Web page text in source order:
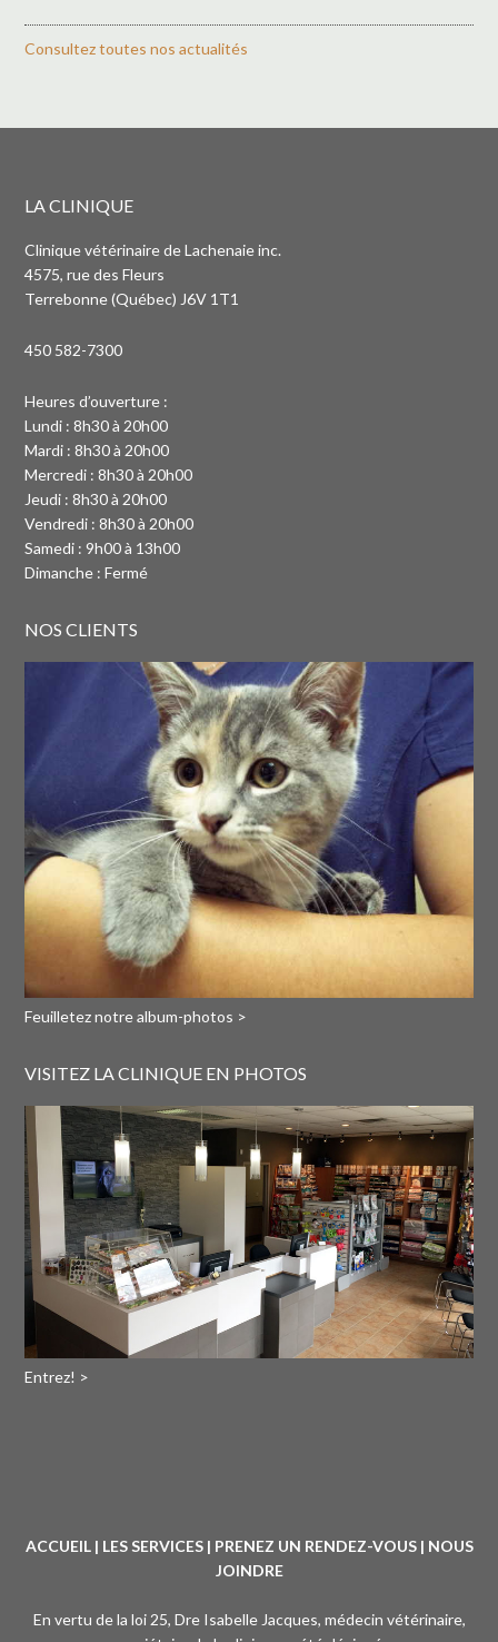
Consultez toutes nos actualités
LA CLINIQUE
Clinique vétérinaire de Lachenaie inc.
4575, rue des Fleurs
Terrebonne (Québec) J6V 1T1
450 582-7300
Heures d’ouverture :
Lundi : 8h30 à 20h00
Mardi : 8h30 à 20h00
Mercredi : 8h30 à 20h00
Jeudi : 8h30 à 20h00
Vendredi : 8h30 à 20h00
Samedi : 9h00 à 13h00
Dimanche : Fermé
NOS CLIENTS
Feuilletez notre album-photos >
VISITEZ LA CLINIQUE EN PHOTOS
Entrez! >
ACCUEIL| LES SERVICES| PRENEZ UN RENDEZ-VOUS| NOUS
JOINDRE
En vertu de la loi 25, Dre Isabelle Jacques, médecin vétérinaire,